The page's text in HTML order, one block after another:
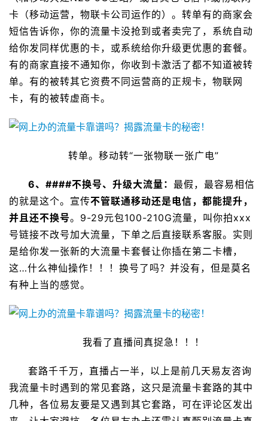
卡（移动运营，物联卡公司运作的）。转单有的商家会
短信告诉你，你的流量卡没抢到或者卖完了，系统自动
给你发同样优惠的卡，或系统给你升级更优惠的套餐。
有的商家直接不通知你，你收到卡激活了都不知道被转
单。有的被转其它资费不同运营商的正规卡，物联网
卡，有的被转虚商卡。
转单。移动转“一张物联一张广电”
6、####不换号、升级大流量： 最假，最容易相信
的就是这个。宣传不管联通移动还是电信，都能提升，
并且还不换号。9-29元包100-210G流量，叫你拍xxx
号链接不改号加大流量，下单之后直接联系客服。实则
是给你发一张新的大流量卡套餐让你插在第二卡槽，
这…什么神仙操作！！！换号了吗？并没有，但是莫名
有种上当的感觉。
我看了直播间真捉急！！！
套路千千万，直播占一半，以上是前几天易友咨询
我流量卡时遇到的常见套路，这只是流量卡套路的其中
几种，各位易友要是又遇到其它套路，可在评论区发出